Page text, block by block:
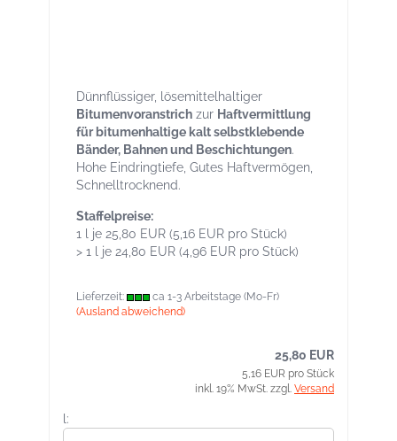
Dünnflüssiger, lösemittelhaltiger
Bitumenvoranstrich zur Haftvermittlung
für bitumenhaltige kalt selbstklebende
Bänder, Bahnen und Beschichtungen.
Hohe Eindringtiefe, Gutes Haftvermögen,
Schnelltrocknend.
Staffelpreise:
1 l je 25,80 EUR (5,16 EUR pro Stück)
> 1 l je 24,80 EUR (4,96 EUR pro Stück)
Lieferzeit:
ca 1-3 Arbeitstage (Mo-Fr)
(Ausland abweichend)
25,80 EUR
5,16 EUR pro Stück
inkl. 19% MwSt. zzgl. Versand
l: